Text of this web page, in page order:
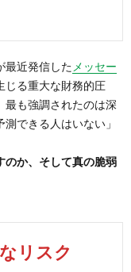
最近発信した メッセー
じる重大な財務的圧
最も強調されたのは深
できる人はいない」
のか、そして真の脆弱
リスク